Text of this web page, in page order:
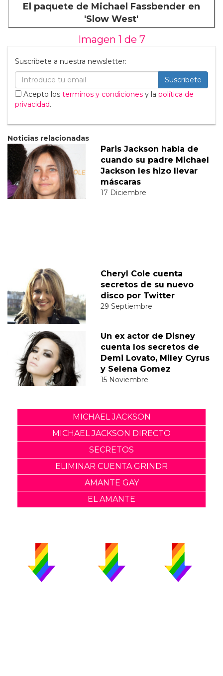
El paquete de Michael Fassbender en
'Slow West'
Imagen 1 de 7
Suscribete a nuestra newsletter:
Suscribete
Acepto los terminos y condiciones y la política de
privacidad.
Noticias relacionadas
Paris Jackson habla de
cuando su padre Michael
Jackson les hizo llevar
máscaras
17 Diciembre
Cheryl Cole cuenta
secretos de su nuevo
disco por Twitter
29 Septiembre
Un ex actor de Disney
cuenta los secretos de
Demi Lovato, Miley Cyrus
y Selena Gomez
15 Noviembre
MICHAEL JACKSON
MICHAEL JACKSON DIRECTO
SECRETOS
ELIMINAR CUENTA GRINDR
AMANTE GAY
EL AMANTE